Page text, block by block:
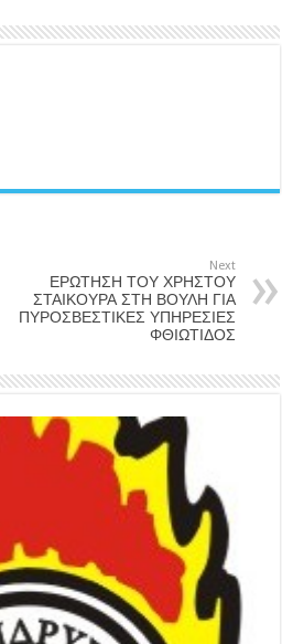
Next
ΕΡΩΤΗΣΗ ΤΟΥ ΧΡΗΣΤΟΥ
ΣΤΑΙΚΟΥΡΑ ΣΤΗ ΒΟΥΛΗ ΓΙΑ
ΠΥΡΟΣΒΕΣΤΙΚΕΣ ΥΠΗΡΕΣΙΕΣ
ΦΘΙΩΤΙΔΟΣ